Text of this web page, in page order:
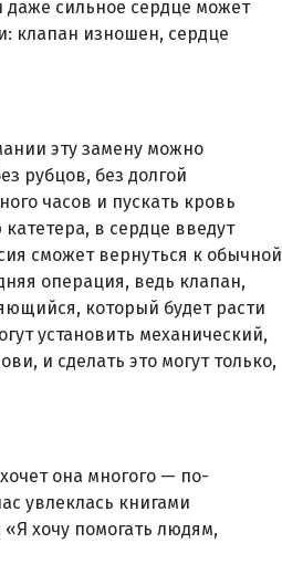
даже сильное сердце может
клапан изношен, сердце
эту замену можно
рубцов, без долгой
часов и пускать кровь
в сердце введут
сможет вернуться к обычной
операция, ведь клапан,
который будет расти
установить механический,
и сделать это могут только,
она многого — по-
увлеклась книгами
«Я хочу помогать людям,